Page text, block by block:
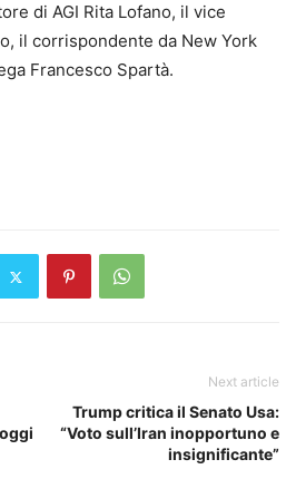
di AGI Rita Lofano, il vice
il corrispondente da New York
Francesco Spartà.
Next article
Trump critica il Senato Usa:
“Voto sull’Iran inopportuno e
insignificante”